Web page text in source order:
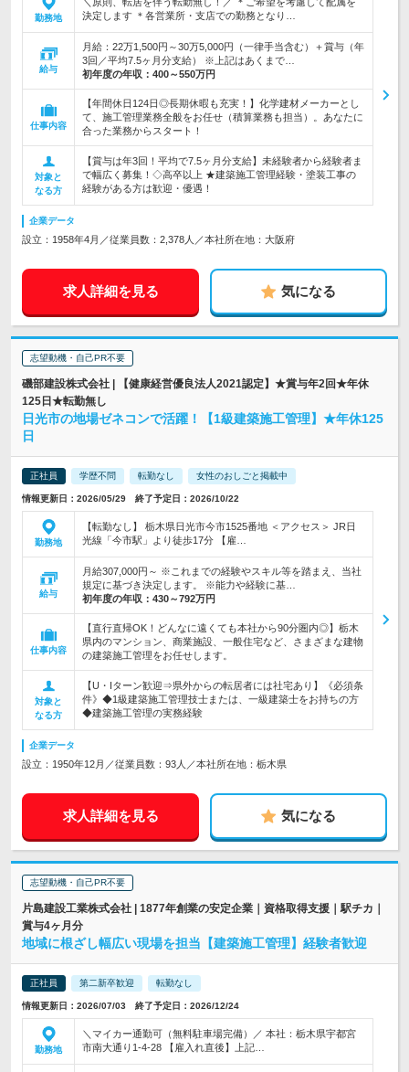
勤務地
決定します ＊各営業所・支店での勤務となり…
給与
月給：22万1,500円～30万5,000円（一律手当含む）＋賞与（年
3回／平均7.5ヶ月分支給） ※上記はあくまで…
初年度の年収： 400～550万円
仕事内容
【年間休日124日◎長期休暇も充実！】化学建材メーカーとし
て、施工管理業務全般をお任せ（積算業務も担当）。あなたに
合った業務からスタート！
対象と
なる方
【賞与は年3回！平均で7.5ヶ月分支給】未経験者から経験者ま
で幅広く募集！◇高卒以上 ★建築施工管理経験・塗装工事の
経験がある方は歓迎・優遇！
企業データ
設立：1958年4月／従業員数：2,378人／本社所在地：大阪府
求人詳細を見る 気になる
志望動機・自己PR不要
磯部建設株式会社 | 【健康経営優良法人2021認定】★賞与年2回★年休
125日★転勤無し
日光市の地場ゼネコンで活躍！【1級建築施工管理】★年休125
日
正社員 学歴不問 転勤なし 女性のおしごと掲載中
情報更新日：2026/05/29 終了予定日：2026/10/22
勤務地
【転勤なし】 栃木県日光市今市1525番地 ＜アクセス＞ JR日
光線「今市駅」より徒歩17分 【雇…
給与
月給307,000円～ ※これまでの経験やスキル等を踏まえ、当社
規定に基づき決定します。 ※能力や経験に基…
初年度の年収： 430～792万円
仕事内容
【直行直帰OK！どんなに遠くても本社から90分圏内◎】栃木
県内のマンション、商業施設、一般住宅など、さまざまな建物
の建築施工管理をお任せします。
対象と
なる方
【U・Iターン歓迎⇒県外からの転居者には社宅あり】《必須条
件》◆1級建築施工管理技士または、一級建築士をお持ちの方
◆建築施工管理の実務経験
企業データ
設立：1950年12月／従業員数：93人／本社所在地：栃木県
求人詳細を見る 気になる
志望動機・自己PR不要
片島建設工業株式会社 | 1877年創業の安定企業｜資格取得支援｜駅チカ｜
賞与4ヶ月分
地域に根ざし幅広い現場を担当【建築施工管理】経験者歓迎
正社員 第二新卒歓迎 転勤なし
情報更新日：2026/07/03 終了予定日：2026/12/24
勤務地
＼マイカー通勤可（無料駐車場完備）／ 本社：栃木県宇都宮
市南大通り1-4-28 【雇入れ直後】上記…